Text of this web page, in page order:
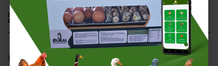
Página Inicial |
Chocadeira na Caixa de Isopor: Guia Completo para Preparo e Uso
Chocadeira na Caixa